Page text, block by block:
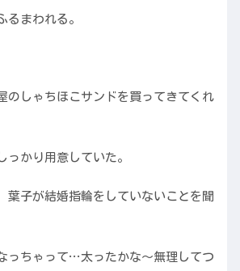
るまわれる。
のしゃちほこサンドを買ってきてくれ
っかり用意していた。
葉子が結婚指輪をしていないことを聞
っちゃって…太ったかな〜無理してつ